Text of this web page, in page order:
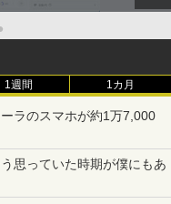
1週間 1カ月
ラのスマホが約1万7,000
思っていた時期が僕にもあ